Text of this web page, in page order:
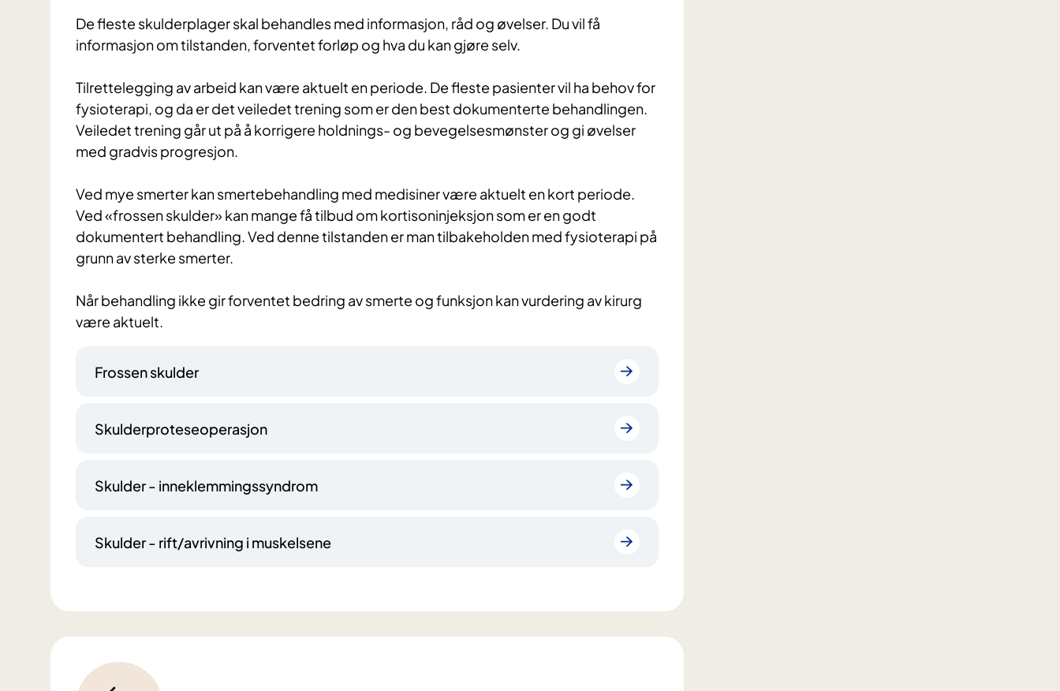
De fleste skulderplager skal behandles med informasjon, råd og øvelser. Du vil få
informasjon om tilstanden, forventet forløp og hva du kan gjøre selv.
Tilrettelegging av arbeid kan være aktuelt en periode. De fleste pasienter vil ha behov for
fysioterapi, og da er det veiledet trening som er den best dokumenterte behandlingen.
Veiledet trening går ut på å korrigere holdnings- og bevegelsesmønster og gi øvelser
med gradvis progresjon.
Ved mye smerter kan smertebehandling med medisiner være aktuelt en kort periode.
Ved «frossen skulder» kan mange få tilbud om kortisoninjeksjon som er en godt
dokumentert behandling. Ved denne tilstanden er man tilbakeholden med fysioterapi på
grunn av sterke smerter.
Når behandling ikke gir forventet bedring av smerte og funksjon kan vurdering av kirurg
være aktuelt.
Frossen skulder
Skulderproteseoperasjon
Skulder - inneklemmingssyndrom
Skulder - rift/avrivning i muskelsene